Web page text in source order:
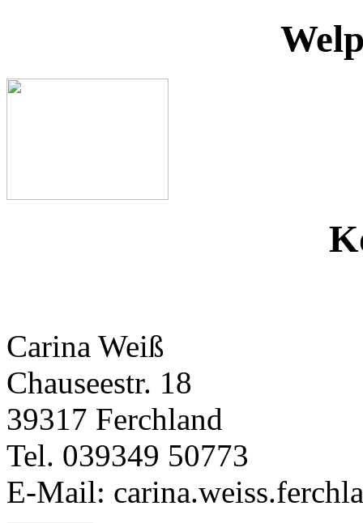
Carina Weiß
Chauseestr. 18
39317 Ferchland
Tel. 039349 50773
E-Mail: